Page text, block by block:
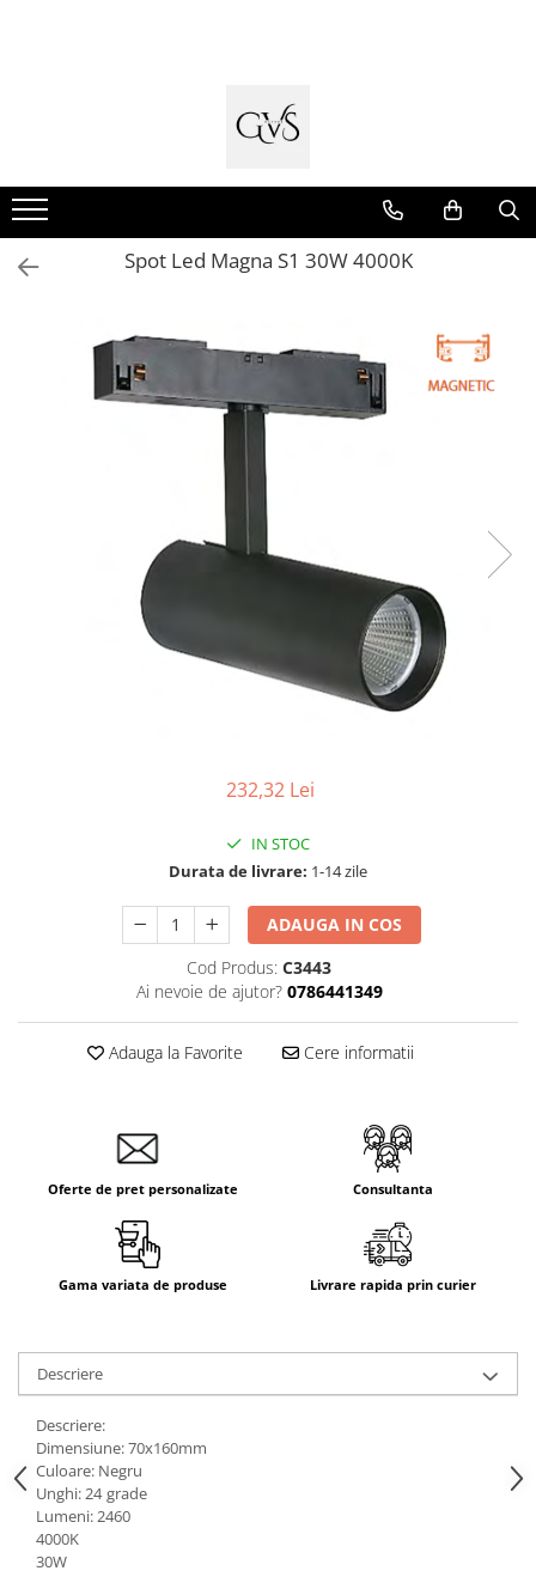
Conductori - Fy - Myf
Cabluri tip Cordon (MYYM)
Cabluri tip CYY-F
Cabluri tip N2XH Halogen Free
Cabluri tip NHXH E90 Halogen Free
Cabluri Internet - TV
Tablouri Organizare
Sigurante Automate
Relee de comanda si supraveghere
Canal Cablu PVC
Jgheaburi Metalice Perforate
Bandă Izolier
Doze Electrice
Intrerupatoare Touch / Standard
German
Intrerupatoare Touch / Standard
Întrerupătoare Mecanice
Prize
Living Now With Netatmo
Prize si Intrerupatoare
Aparataj Aplicat
Gama Palmyie Viko
Aparataj Clasic
Gama Legrand Niloe
Spot Led Magna S1 30W 4000K
232,32 Lei
IN STOC
Durata de livrare: 1-14 zile
ADAUGA IN COS
Cod Produs: C3443
Ai nevoie de ajutor? 0786441349
Adauga la Favorite Cere informatii
Oferte de pret personalizate Consultanta
Gama variata de produse Livrare rapida prin curier
Descriere
Descriere:
Dimensiune: 70x160mm
Culoare: Negru
Unghi: 24 grade
Lumeni: 2460
4000K
30W